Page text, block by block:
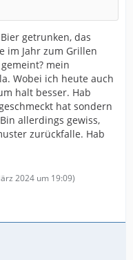
getrunken, das
im Jahr zum Grillen
mein
Wobei ich heute auch
halt besser. Hab
hat sondern
allerdings gewiss,
zurückfalle. Hab
2024 um 19:09)